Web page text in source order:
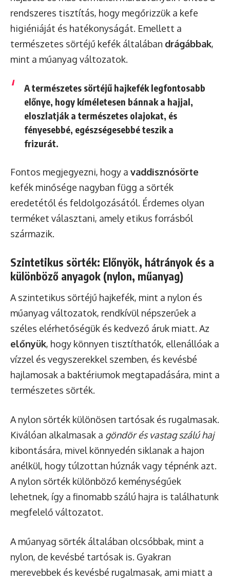
rendszeres tisztítás, hogy megőrizzük a kefe
higiéniáját és hatékonyságát. Emellett a
természetes sörtéjű kefék általában drágábbak,
mint a műanyag változatok.
A természetes sörtéjű hajkefék legfontosabb
előnye, hogy kíméletesen bánnak a hajjal,
eloszlatják a természetes olajokat, és
fényesebbé, egészségesebbé teszik a
frizurát.
Fontos megjegyezni, hogy a vaddisznósörte
kefék minősége nagyban függ a sörték
eredetétől és feldolgozásától. Érdemes olyan
terméket választani, amely etikus forrásból
származik.
Szintetikus sörték: Előnyök, hátrányok és a
különböző anyagok (nylon, műanyag)
A szintetikus sörtéjű hajkefék, mint a nylon és
műanyag változatok, rendkívül népszerűek a
széles elérhetőségük és kedvező áruk miatt. Az
előnyük, hogy könnyen tisztíthatók, ellenállóak a
vízzel és vegyszerekkel szemben, és kevésbé
hajlamosak a baktériumok megtapadására, mint a
természetes sörték.
A nylon sörték különösen tartósak és rugalmasak.
Kiválóan alkalmasak a göndör és vastag szálú haj
kibontására, mivel könnyedén siklanak a hajon
anélkül, hogy túlzottan húznák vagy tépnénk azt.
A nylon sörték különböző keménységűek
lehetnek, így a finomabb szálú hajra is találhatunk
megfelelő változatot.
A műanyag sörték általában olcsóbbak, mint a
nylon, de kevésbé tartósak is. Gyakran
merevebbek és kevésbé rugalmasak, ami miatt a